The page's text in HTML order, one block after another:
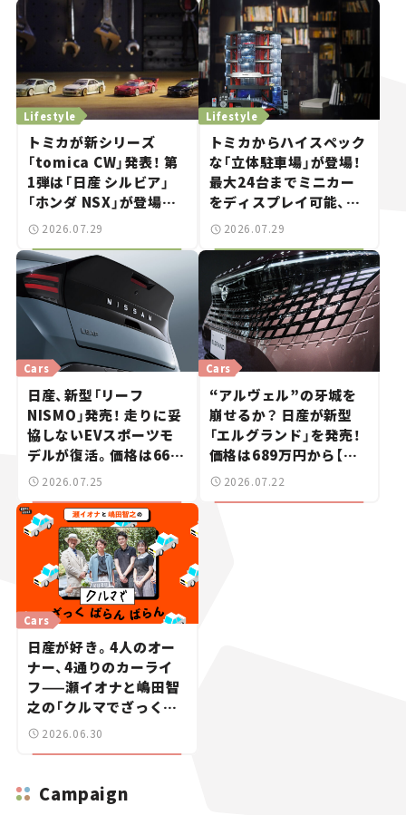
Lifestyle
トミカが新シリーズ
「tomica CW」発表！ 第
1弾は「日産 シルビア」
「ホンダ NSX」が登場。
世界が注目す
とホビー】
2026.07.29
Lifestyle
トミカからハイスペック
な「立体駐車場」が登場！
最大24台までミニカー
をディスプレイ可能、特
別な「日産 GT-R
とホビー】
2026.07.29
Cars
日産、新型「リーフ
NISMO」発売！ 走りに妥
協しないEVスポーツモ
デルが復活。価格は660
万円から【新車ニュース】
2026.07.25
Cars
“アルヴェル”の牙城を
崩せるか？ 日産が新型
「エルグランド」を発売！
価格は689万円から【新
車ニュース】
2026.07.22
Cars
日産が好き。4人のオー
ナー、4通りのカーライ
フ——瀬イオナと嶋田智
之の「クルマでざっくば
らんばらん！」＃19
2026.06.30
Campaign